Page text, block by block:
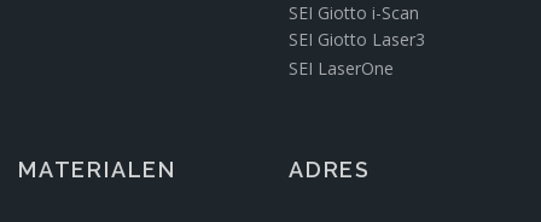
SEI Giotto i-Scan
SEI Giotto Laser3
SEI LaserOne
MATERIALEN ADRES